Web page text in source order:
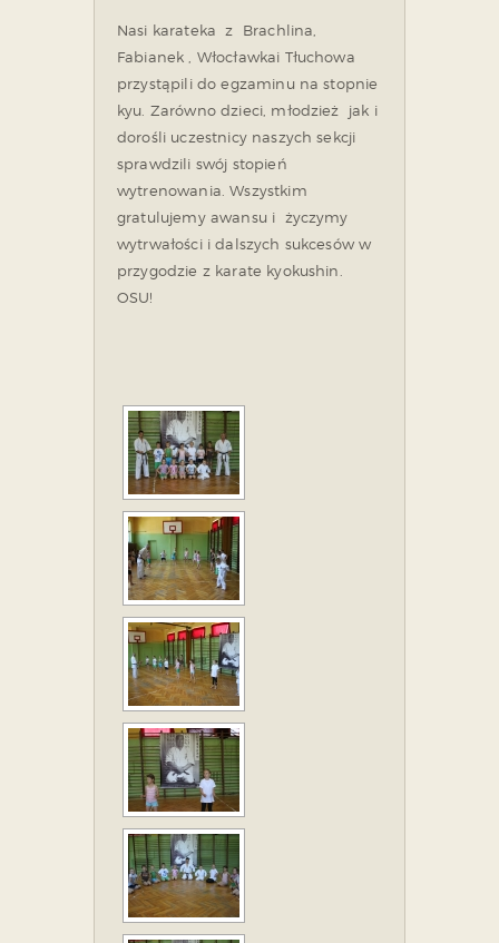
Nasi karateka z Brachlina,
Fabianek , Włocławkai Tłuchowa
przystąpili do egzaminu na stopnie
kyu. Zarówno dzieci, młodzież jak i
dorośli uczestnicy naszych sekcji
sprawdzili swój stopień
wytrenowania. Wszystkim
gratulujemy awansu i życzymy
wytrwałości i dalszych sukcesów w
przygodzie z karate kyokushin.
OSU!